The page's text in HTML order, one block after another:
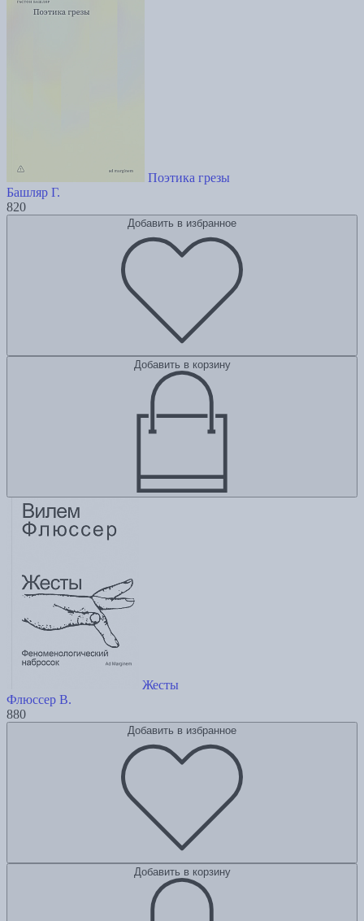
Поэтика грезы
Башляр Г.
820
Добавить в избранное
Добавить в корзину
Жесты
Флюссер В.
880
Добавить в избранное
Добавить в корзину